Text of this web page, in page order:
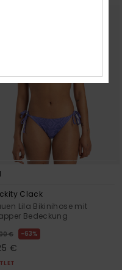
1
Clack
Lila Bikinihose mit
Bedeckung
€ 63%
€